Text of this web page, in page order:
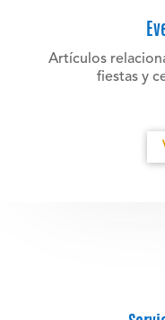
Artículos
fiestas y